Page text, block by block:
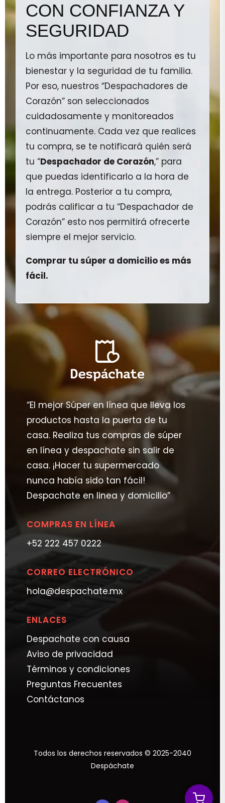
CON CONFIANZA Y
SEGURIDAD
Lo más importante para nosotros es tu
bienestar y la seguridad de tu familia.
Por eso, nuestros “Despachadores de
Corazón” son seleccionados
cuidadosamente y monitoreados
continuamente. Cada vez que realices
tu compra, se te notificará quién será
tu “Despachador de Corazón,” para
que puedas identificarlo a la hora de
la entrega. Posterior a tu compra,
podrás calificar a tu “Despachador de
Corazón” esto nos permitirá ofrecerte
siempre el mejor servicio.
Comprar tu súper a domicilio es más
fácil.
“El mejor Súper en línea que lleva los
productos hasta la puerta de tu
casa. Realiza tus compras de súper
en línea y despachate sin salir de
casa. ¡Hacer tu supermercado
nunca había sido tan fácil!
Despachate en linea y domicilio”
COMPRAS EN LÍNEA
+52 222 457 0222
CORREO ELECTRÓNICO
hola@despachate.mx
ENLACES
Despachate con causa
Aviso de privacidad
Términos y condiciones
Preguntas Frecuentes
Contáctanos
Todos los derechos reservados © 2025-2040
Despáchate